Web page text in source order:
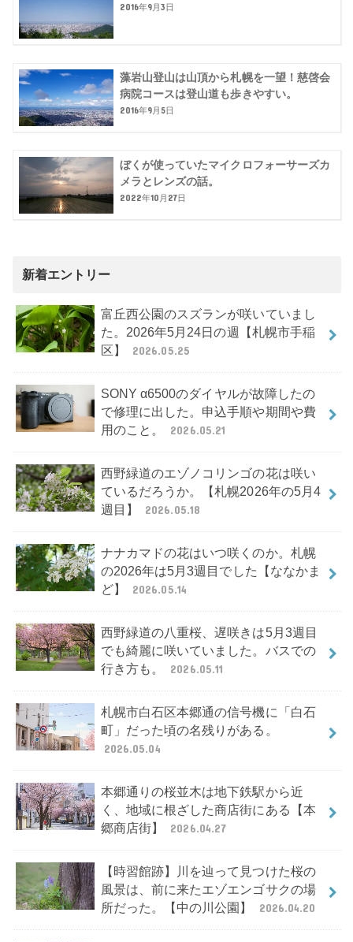
2016年9月3日
藻岩山登山は山頂から札幌を一望！慈啓会
病院コースは登山道も歩きやすい。
2016年9月5日
ぼくが使っていたマイクロフォーサーズカ
メラとレンズの話。
2022年10月27日
新着エントリー
富丘西公園のスズランが咲いていまし
た。2026年5月24日の週【札幌市手稲
区】
2026.05.25
SONY α6500のダイヤルが故障したの
で修理に出した。申込手順や期間や費
用のこと。
2026.05.21
西野緑道のエゾノコリンゴの花は咲い
ているだろうか。【札幌2026年の5月4
週目】
2026.05.18
ナナカマドの花はいつ咲くのか。札幌
の2026年は5月3週目でした【ななかま
ど】
2026.05.14
西野緑道の八重桜、遅咲きは5月3週目
でも綺麗に咲いていました。バスでの
行き方も。
2026.05.11
札幌市白石区本郷通の信号機に「白石
町」だった頃の名残りがある。
2026.05.04
本郷通りの桜並木は地下鉄駅から近
く、地域に根ざした商店街にある【本
郷商店街】
2026.04.27
【時習館跡】川を辿って見つけた桜の
風景は、前に来たエゾエンゴサクの場
所だった。【中の川公園】
2026.04.20